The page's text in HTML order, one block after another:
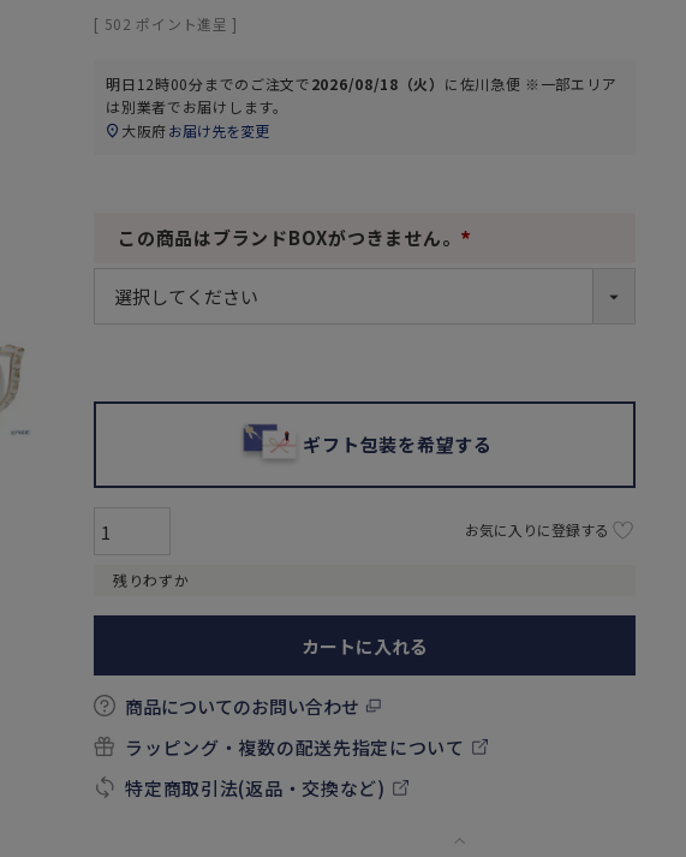
[ 502 ポイント進呈 ]
明日 12時00分までのご注文で2026/08/18（火） に佐川急便 ※一部エリア
は別業者でお届けします。
大阪府お届け先を変更
この商品はブランドBOXがつきません。
ギフト包装を希望する
残りわずか
お気に入りに登録する
カートに入れる
商品についてのお問い合わせ
ラッピング・複数の配送先指定について
特定商取引法(返品・交換など)